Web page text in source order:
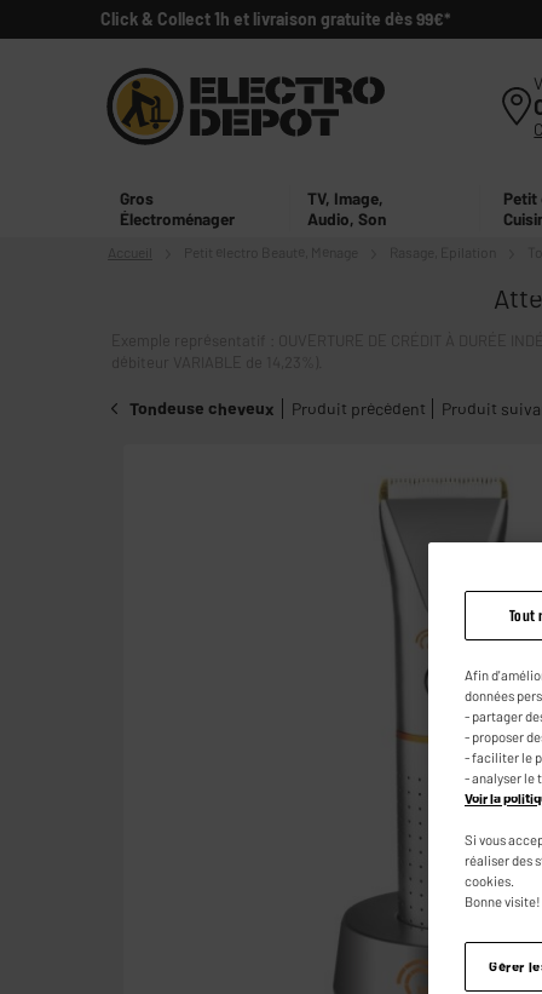
Click & Collect 1h et livraison gratuite dès 99€*
Gros
Électroménager
TV, Image,
Audio, Son
Petit
Accueil Petit électro
Exemple représentatif : OUVERTURE DE CRÉDIT À DURÉE
débiteur VARIABLE de 14,23%).
Tondeuse cheveux Produit précédent Produit
Tout
Afin
données
- partager
- proposer
- faciliter le
- analyser le
Voir la
Si vous
réaliser des
cookies.
Bonne visite!
Gérer